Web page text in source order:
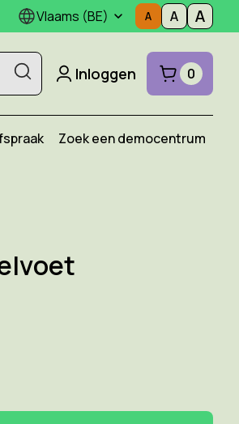
Vlaams (BE)
Inloggen 0
Zoek een democentrum